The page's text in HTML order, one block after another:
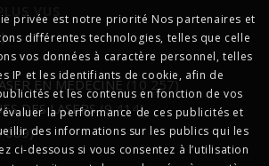
VUS
EN MEDECINE (10 257)
DES LASERS (9 414)
689)
privée est notre priorité Nos partenaires et
différentes technologies, telles que celle
vos données à caractère personnel, telles
IP et les identifiants de cookie, afin de
et les contenus en fonction de vos
la performance de ces publicités et
des informations sur les publics qui les
ci-dessous si vous consentez à l’utilisation